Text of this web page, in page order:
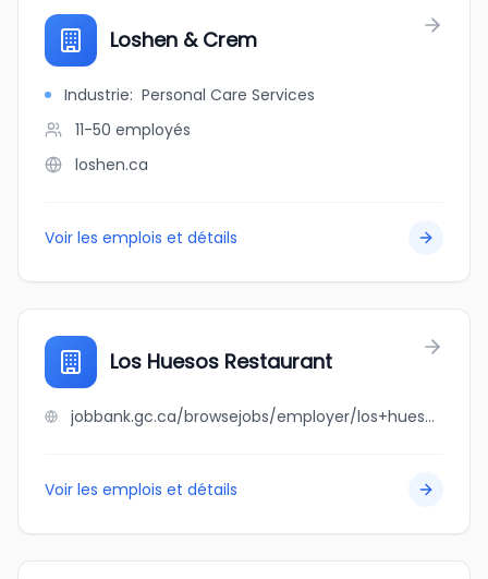
Loshen & Crem
Industrie: Personal Care Services
11-50 employés
loshen.ca
Voir les emplois et détails
Los Huesos Restaurant
jobbank.gc.ca/browsejobs/employer/los+huesos+restaurant/ca
Voir les emplois et détails